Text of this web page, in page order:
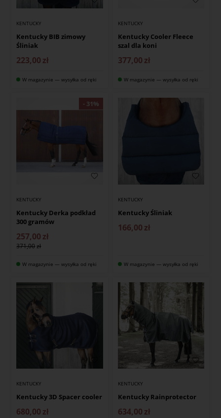
KENTUCKY
Kentucky BIB zimowy
Śliniak
223,00 zł
W magazynie — wysyłka od ręki
KENTUCKY
Kentucky Cooler Fleece
szal dla koni
377,00 zł
W magazynie — wysyłka od ręki
KENTUCKY
Kentucky Derka podkład
300 gramów
257,00 zł
371,00
W magazynie — wysyłka od ręki
KENTUCKY
Kentucky Śliniak
166,00 zł
W magazynie — wysyłka od ręki
KENTUCKY
Kentucky 3D Spacer cooler
680,00 zł
KENTUCKY
Kentucky Rainprotector
634,00 zł